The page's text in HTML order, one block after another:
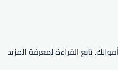
سيساعدك في تحقيق أقصى استفادة مقابل أموالك. تابع القراءة لمعرفة المزيد